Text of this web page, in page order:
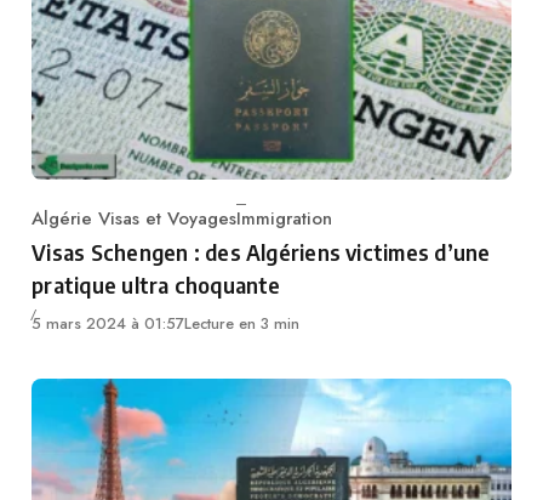
Category
Algérie Visas et VoyagesImmigration
Visas Schengen : des Algériens victimes d’une
pratique ultra choquante
5 mars 2024 à 01:57Lecture en 3 min